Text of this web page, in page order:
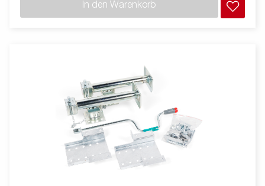
In den Warenkorb